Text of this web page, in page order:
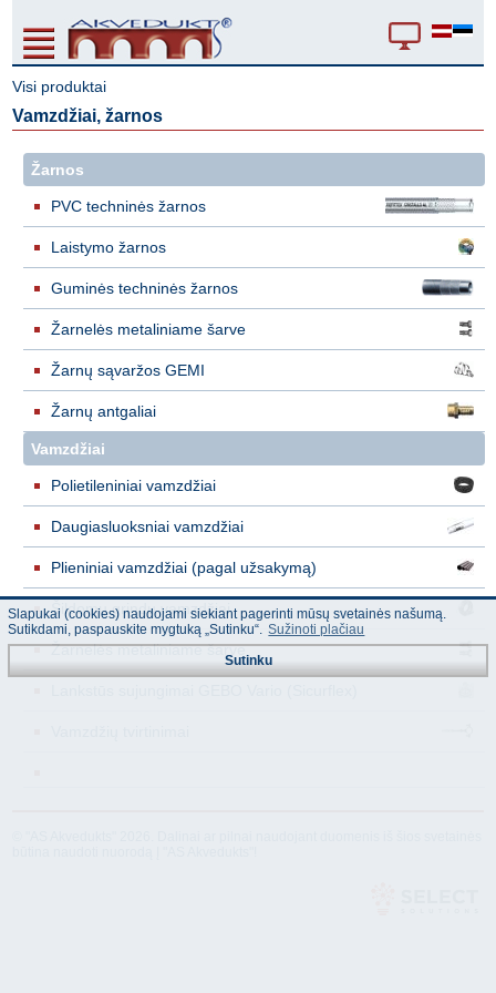
Visi produktai
Vamzdžiai, žarnos
Žarnos
PVC techninės žarnos
Laistymo žarnos
Guminės techninės žarnos
Žarnelės metaliniame šarve
Žarnų sąvaržos GEMI
Žarnų antgaliai
Vamzdžiai
Polietileniniai vamzdžiai
Daugiasluoksniai vamzdžiai
Plieniniai vamzdžiai (pagal užsakymą)
Šildomų grindų vamzdžiai
Žarnelės metaliniame šarve
Slapukai (cookies) naudojami siekiant pagerinti mūsų svetainės našumą.
Sutikdami, paspauskite mygtuką „Sutinku“. Sužinoti plačiau
Sutinku